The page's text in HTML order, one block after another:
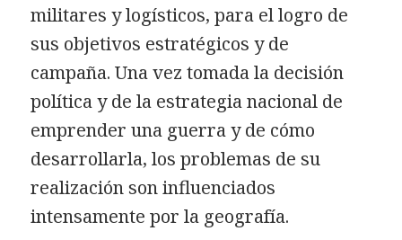
militares y logísticos, para el logro de
sus objetivos estratégicos y de
campaña. Una vez tomada la decisión
política y de la estrategia nacional de
emprender una guerra y de cómo
desarrollarla, los problemas de su
realización son influenciados
intensamente por la geografía.